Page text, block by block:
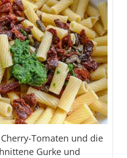
Tomaten und die
Gurke und